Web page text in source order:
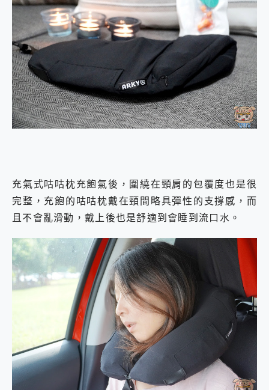
充氣式咕咕枕充飽氣後，圍繞在頸肩的包覆度也是很
完整，充飽的咕咕枕戴在頸間略具彈性的支撐感，而
且不會亂滑動，戴上後也是舒適到會睡到流口水。